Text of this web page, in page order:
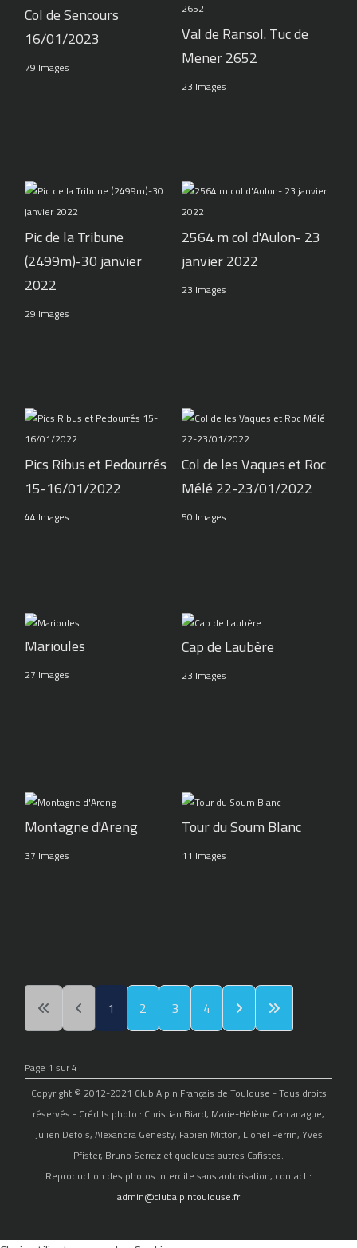
Col de Sencours
16/01/2023
79 Images
Val de Ransol. Tuc de
Mener 2652
23 Images
Pic de la Tribune
(2499m)-30 janvier
2022
29 Images
2564 m col d'Aulon- 23
janvier 2022
23 Images
Pics Ribus et Pedourrés
15-16/01/2022
44 Images
Col de les Vaques et Roc
Mélé 22-23/01/2022
50 Images
Marioules
27 Images
Cap de Laubère
23 Images
Montagne d'Areng
37 Images
Tour du Soum Blanc
11 Images
1 2 3 4
Page 1 sur 4
Copyright © 2012-2021 Club Alpin Français de Toulouse - Tous droits
réservés - Crédits photo : Christian Biard, Marie-Hélène Carcanague,
Julien Defois, Alexandra Genesty, Fabien Mitton, Lionel Perrin, Yves
Pfister, Bruno Serraz et quelques autres Cafistes.
Reproduction des photos interdite sans autorisation, contact :
admin@clubalpintoulouse.fr